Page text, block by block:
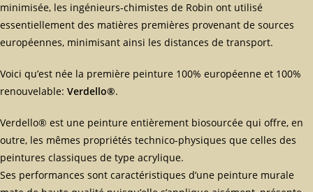
minimisée, les ingénieurs-chimistes de Robin ont utilisé
essentiellement des matières premières provenant de sources
européennes, minimisant ainsi les distances de transport.
Voici qu’est née la première peinture 100% européenne et 100%
renouvelable: Verdello®.
Verdello® est une peinture entièrement biosourcée qui offre, en
outre, les mêmes propriétés technico-physiques que celles des
peintures classiques de type acrylique.
Ses performances sont caractéristiques d’une peinture murale